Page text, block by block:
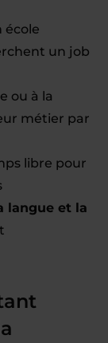
école
un job
ou à la
métier par
libre pour
langue et la